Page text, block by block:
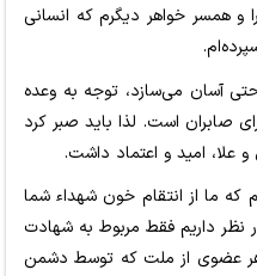
همسر خواهر دیگرم که انسانی
آسان می‌سازد، توجه به وعده
صابران است. لذا باید صبر کرد
امید و اعتماد داشت.
که ما از انتقام خون شهداء شما
نظر داریم فقط مربوط به شهادت
هر عضوی از ملت که توسط دشمن